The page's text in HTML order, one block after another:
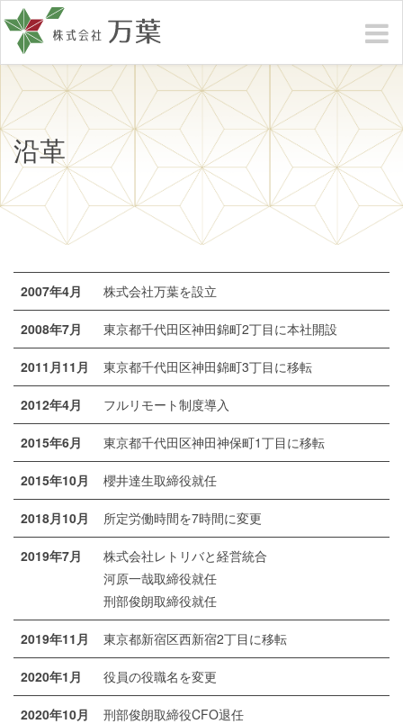
沿革
2007年4月 株式会社万葉を設立
2008年7月 東京都千代田区神田錦町2丁目に本社開設
2011月11月 東京都千代田区神田錦町3丁目に移転
2012年4月 フルリモート制度導入
2015年6月 東京都千代田区神田神保町1丁目に移転
2015年10月 櫻井達生取締役就任
2018月10月 所定労働時間を7時間に変更
2019年7月
株式会社レトリバと経営統合
河原一哉取締役就任
刑部俊朗取締役就任
2019年11月 東京都新宿区西新宿2丁目に移転
2020年1月 役員の役職名を変更
2020年10月
刑部俊朗取締役CFO退任